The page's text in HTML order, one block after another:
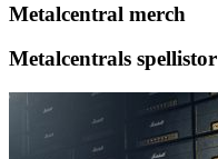
Metalcentral merch
Metalcentrals spellistor